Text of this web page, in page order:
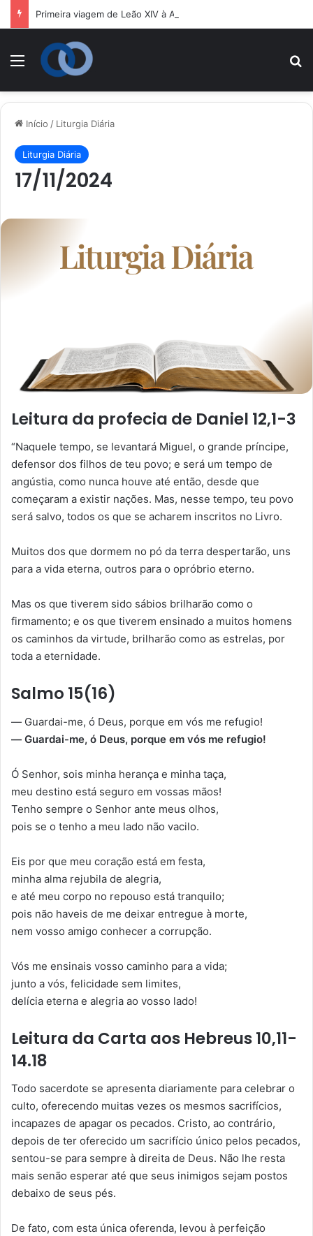
Primeira viagem de Leão XIV à América Latina terá passagem
Menu
Início / Liturgia Diária
Liturgia Diária
17/11/2024
Leitura da profecia de Daniel 12,1-3
“Naquele tempo, se levantará Miguel, o grande príncipe,
defensor dos filhos de teu povo; e será um tempo de
angústia, como nunca houve até então, desde que
começaram a existir nações. Mas, nesse tempo, teu povo
será salvo, todos os que se acharem inscritos no Livro.
Muitos dos que dormem no pó da terra despertarão, uns
para a vida eterna, outros para o opróbrio eterno.
Mas os que tiverem sido sábios brilharão como o
firmamento; e os que tiverem ensinado a muitos homens
os caminhos da virtude, brilharão como as estrelas, por
toda a eternidade.
Salmo 15(16)
— Guardai-me, ó Deus, porque em vós me refugio!
— Guardai-me, ó Deus, porque em vós me refugio!
Ó Senhor, sois minha herança e minha taça,
meu destino está seguro em vossas mãos!
Tenho sem­pre o Senhor ante meus olhos,
pois se o tenho a meu lado não vacilo.
Eis por que meu coração está em festa,
minha alma rejubila de alegria,
e até meu corpo no repouso está tranquilo;
pois não haveis de me deixar entregue à morte,
nem vosso amigo conhecer a corrupção.
Vós me ensinais vosso caminho para a vida;
junto a vós, felicidade sem limites,
delícia eterna e alegria ao vosso lado!
Leitura da Carta aos Hebreus 10,11-
14.18
Todo sacerdote se apresenta diariamente para celebrar o
culto, oferecendo muitas vezes os mesmos sacrifícios,
incapazes de apagar os pecados. Cristo, ao contrário,
depois de ter oferecido um sacrifício único pelos pecados,
sentou-se para sempre à direita de Deus. Não lhe resta
mais senão esperar até que seus inimigos sejam postos
debaixo de seus pés.
De fato, com esta única oferenda, levou à perfeição